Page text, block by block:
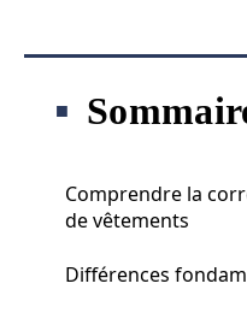
Comprendre la
de vêtements
Différences